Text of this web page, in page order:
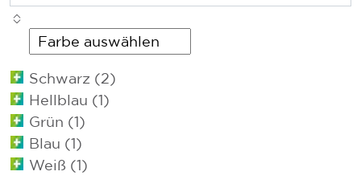
Schwarz (2)
Hellblau (1)
Grün (1)
Blau (1)
Weiß (1)